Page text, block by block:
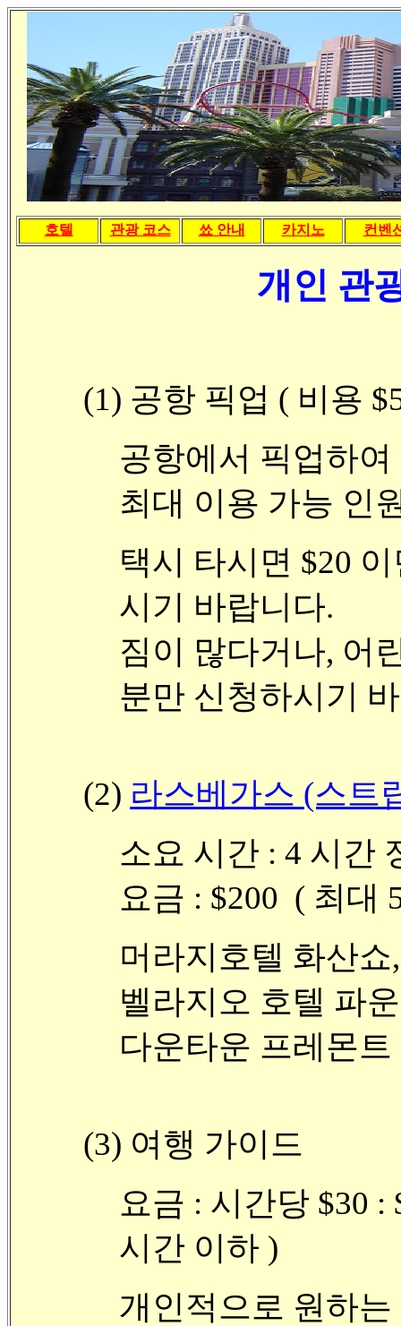
호텔 관광 코스 쑈 안내 카지노 컨벤
개인 관
(1) 공항 픽업 ( 비용
공항에서 픽업하
최대 이용 가능 인
택시 타시면 $20
시기 바랍니다.
짐이 많다거나, 어
분만 신청하시기
(2) 라스베가스 (스트
소요 시간 : 4 시간
요금 : $200 ( 최대
머라지호텔 화산
벨라지오 호텔 파
다운타운 프레몬
(3) 여행 가이드
요금 : 시간당 $30 :
시간 이하 )
개인적으로 원하